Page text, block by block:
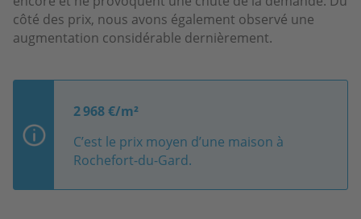
côté des prix, nous avons également observé une
augmentation considérable dernièrement.
2 968 €/m²
C’est le prix moyen d’une maison à
Rochefort-du-Gard.